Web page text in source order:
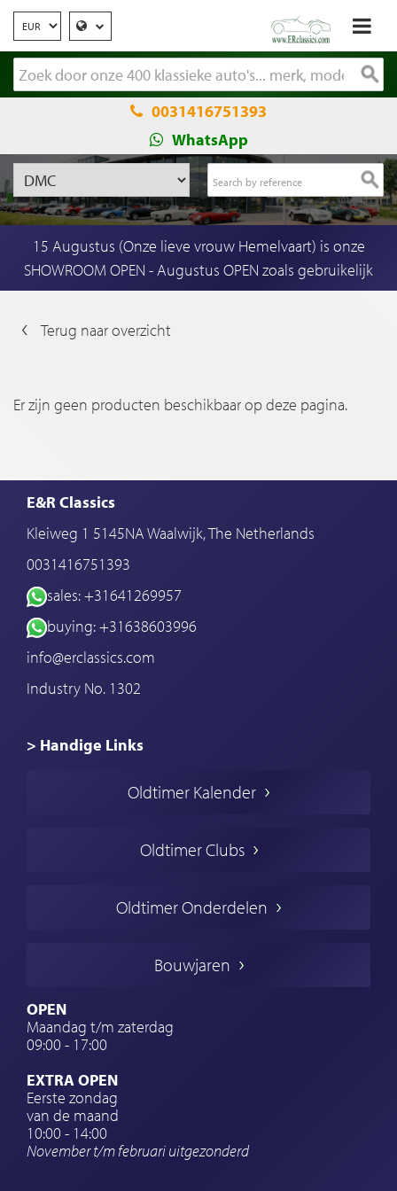
0031416751393
WhatsApp
15 Augustus (Onze lieve vrouw Hemelvaart) is onze
SHOWROOM OPEN - Augustus OPEN zoals gebruikelijk
Terug naar overzicht
Er zijn geen producten beschikbaar op deze pagina.
E&R Classics
Kleiweg 1 5145NA Waalwijk, The Netherlands
0031416751393
sales: +31641269957
buying: +31638603996
info@erclassics.com
Industry No. 1302
> Handige Links
Amerikaanse oldtimers
Franse oldtimers
Zweedse oldtimers
Oldtimer verzekering
Oldtimer reizen
Oldtimerwerkplaats
Automerk horloges
Oldtimer Kalender
Oldtimer Clubs
Oldtimer Onderdelen
Bouwjaren
OPEN
Maandag t/m zaterdag
09:00 - 17:00
EXTRA OPEN
Eerste zondag
van de maand
10:00 - 14:00
November t/m februariuitgezonderd